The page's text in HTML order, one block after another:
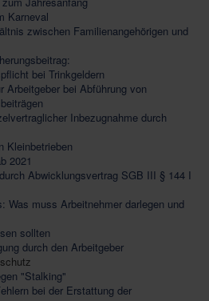
Karneval
zwischen Familienangehörigen und
bei Trinkgeldern
Arbeitgeber bei Abführung von
Inbezugnahme durch
Kleinbetrieben
2021
Abwicklungsvertrag SGB III § 144 I
Was muss Arbeitnehmer darlegen und
sollten
durch den Arbeitgeber
"Stalking"
bei der Erstattung der